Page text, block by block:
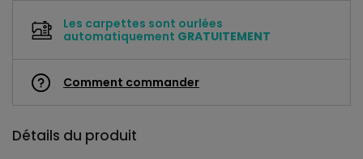
Les carpettes sont ourlées
automatiquement GRATUITEMENT
Comment commander
Détails du produit